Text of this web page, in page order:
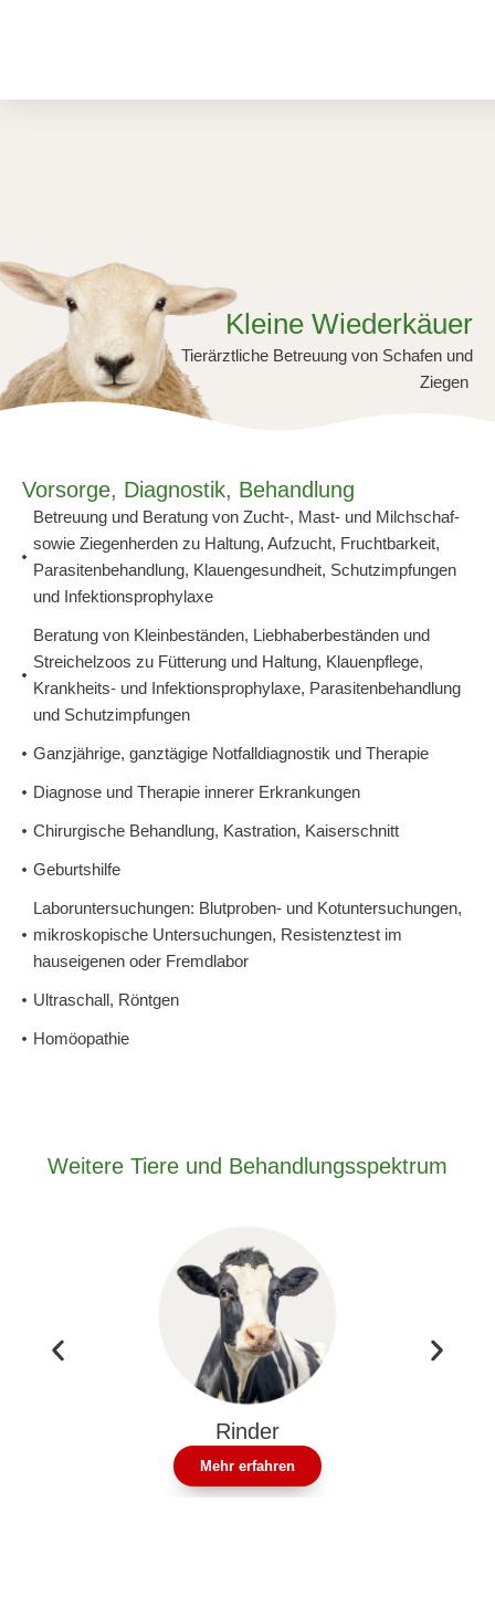
Kleine Wiederkäuer
Tierärztliche Betreuung von Schafen und
Ziegen
Vorsorge, Diagnostik, Behandlung
Betreuung und Beratung von Zucht-, Mast- und Milchschaf-
sowie Ziegenherden zu Haltung, Aufzucht, Fruchtbarkeit,
Parasitenbehandlung, Klauengesundheit, Schutzimpfungen
und Infektionsprophylaxe
Beratung von Kleinbeständen, Liebhaberbeständen und
Streichelzoos zu Fütterung und Haltung, Klauenpflege,
Krankheits- und Infektionsprophylaxe, Parasitenbehandlung
und Schutzimpfungen
Ganzjährige, ganztägige Notfalldiagnostik und Therapie
Diagnose und Therapie innerer Erkrankungen
Chirurgische Behandlung, Kastration, Kaiserschnitt
Geburtshilfe
Laboruntersuchungen: Blutproben- und Kotuntersuchungen,
mikroskopische Untersuchungen, Resistenztest im
hauseigenen oder Fremdlabor
Ultraschall, Röntgen
Homöopathie
Weitere Tiere und Behandlungsspektrum
Exoten
Mehr erfahren